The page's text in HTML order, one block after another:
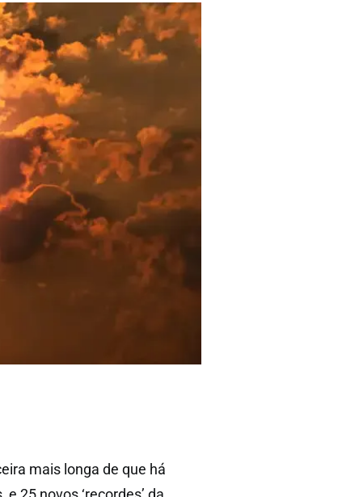
mais longa de que há